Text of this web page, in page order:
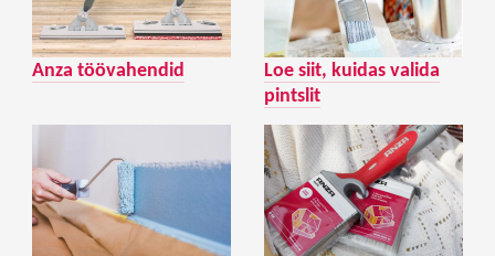
Anza töövahendid
Loe siit, kuidas valida
pintslit